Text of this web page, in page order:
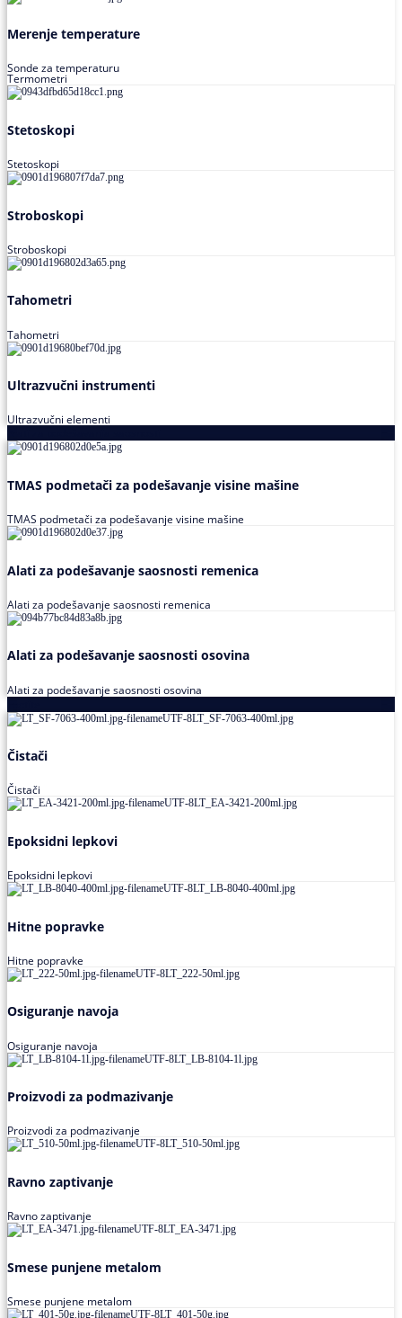
Merenje temperature
Sonde za temperaturu
Termometri
Stetoskopi
Stetoskopi
Stroboskopi
Stroboskopi
Tahometri
Tahometri
Ultrazvučni instrumenti
Ultrazvučni elementi
TMAS podmetači za podešavanje visine mašine
TMAS podmetači za podešavanje visine mašine
Alati za podešavanje saosnosti remenica
Alati za podešavanje saosnosti remenica
Alati za podešavanje saosnosti osovina
Alati za podešavanje saosnosti osovina
Čistači
Čistači
Epoksidni lepkovi
Epoksidni lepkovi
Hitne popravke
Hitne popravke
Osiguranje navoja
Osiguranje navoja
Proizvodi za podmazivanje
Proizvodi za podmazivanje
Ravno zaptivanje
Ravno zaptivanje
Smese punjene metalom
Smese punjene metalom